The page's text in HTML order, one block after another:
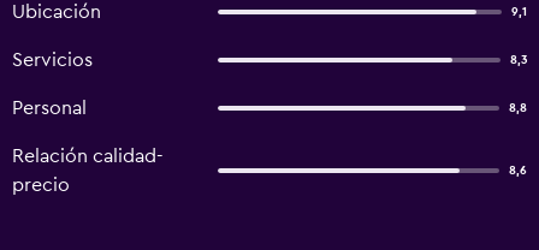
Ubicación 9,1
Servicios 8,3
Personal 8,8
Relación calidad-
precio
8,6